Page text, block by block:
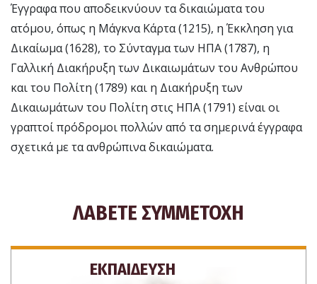
Έγγραφα που αποδεικνύουν τα δικαιώματα του
ατόμου, όπως η Μάγκνα Κάρτα (1215), η Έκκληση για
Δικαίωμα (1628), το Σύνταγμα των ΗΠΑ (1787), η
Γαλλική Διακήρυξη των Δικαιωμάτων του Ανθρώπου
και του Πολίτη (1789) και η Διακήρυξη των
Δικαιωμάτων του Πολίτη στις ΗΠΑ (1791) είναι οι
γραπτοί πρόδρομοι πολλών από τα σημερινά έγγραφα
σχετικά με τα ανθρώπινα δικαιώματα.
ΛΑΒΕΤΕ ΣΥΜΜΕΤΟΧΗ
ΕΚΠΑΙΔΕΥΣΗ